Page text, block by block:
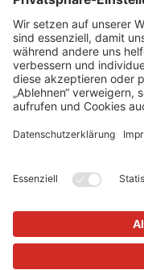
Mensch, Maschine
Cookie-Einstellungen
Versand und
Verkauf nur an
Sinne des §13 BGB.
Alle Preise in